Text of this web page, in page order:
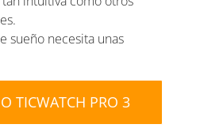
sueño necesita unas
TICWATCH PRO 3